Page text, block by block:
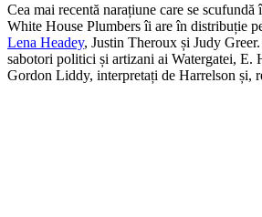
Cea mai recentă narațiune care se scufundă
White House Plumbers îi are în distribuție
Lena Headey, Justin Theroux și Judy
sabotori politici și artizani ai Watergatei, E.
Gordon Liddy, interpretați de Harrelson și,